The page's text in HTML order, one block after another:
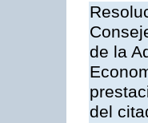
de la
del